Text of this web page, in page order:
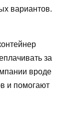
вариантов.
за
вроде
и помогают